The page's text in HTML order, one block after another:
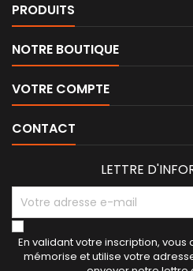
PRODUITS
NOTRE BOUTIQUE
VOTRE COMPTE
CONTACT
LETTRE
En validant votre inscription,
mémorise et utilise votre